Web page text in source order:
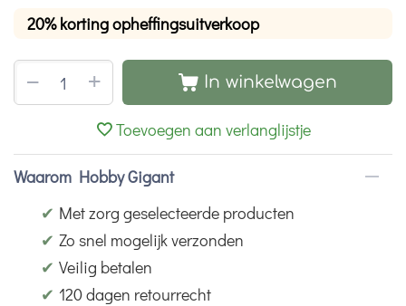
20% korting opheffingsuitverkoop
+
− In winkelwagen
Toevoegen aan verlanglijstje
Waarom Hobby Gigant
✔ Met zorg geselecteerde producten
✔ Zo snel mogelijk verzonden
✔ Veilig betalen
✔ 120 dagen retourrecht